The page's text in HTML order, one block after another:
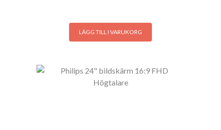
LÄGG TILL I VARUKORG